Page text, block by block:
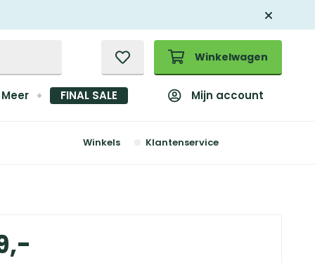
Winkelwagen
Meer FINAL SALE Mijn account
Winkels Klantenservice
,-